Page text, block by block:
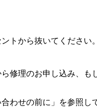
トから抜いてください。
修理のお申し込み、も
わせの前に」を参照し